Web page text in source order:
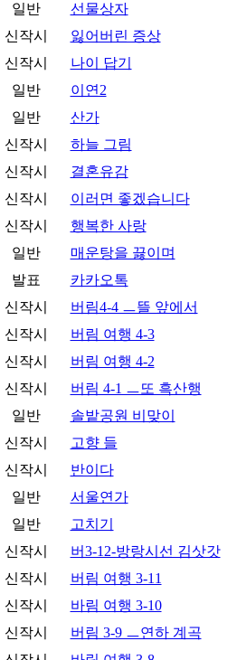
일반
선물상자
신작시
잃어버린 증상
신작시
나이 답기
일반
이연2
일반
산가
신작시
하늘 그림
신작시
결혼유감
신작시
이러면 좋겠습니다
신작시
행복한 사랑
일반
매운탕을 끓이며
발표
카카오톡
신작시
버림4-4 ㅡ뜰 앞에서
신작시
버림 여행 4-3
신작시
버림 여행 4-2
신작시
버림 4-1 ㅡ또 흑산행
일반
솔밭공원 비맞이
신작시
고향 들
신작시
반이다
일반
서울연가
일반
고치기
신작시
버3-12-방랑시선 김삿갓
신작시
버림 여행 3-11
신작시
바림 여행 3-10
신작시
버림 3-9 ㅡ연하 계곡